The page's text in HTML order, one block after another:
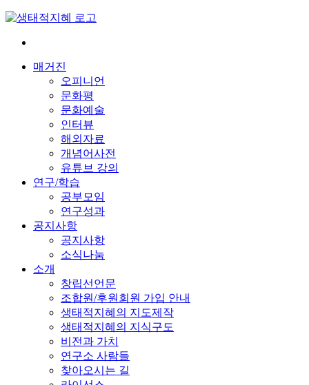
Skip
content
매거진
오피니언
문화평
문화예술
인터뷰
해외자료
개념어사전
유튜브 강의
연구/학습
공부모임
연구성과
공지사항
공지사항
소식나눔
소개
창립선언문
조합원/후원회원 가입 안내
생태적지혜의 지도제작
생태적지혜의 지식구도
비전과 가치
연구소 사람들
찾아오시는 길